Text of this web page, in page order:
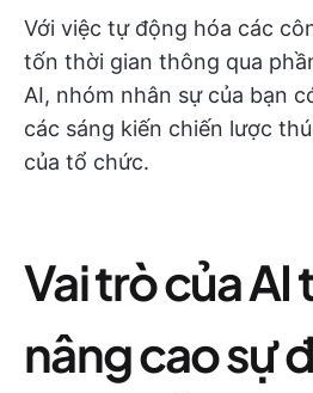
Với việc tự động hóa các
tốn thời gian thông qua
AI, nhóm nhân sự của bạn
các sáng kiến chiến lược
của tổ chức.
Vai trò của
nâng cao sự